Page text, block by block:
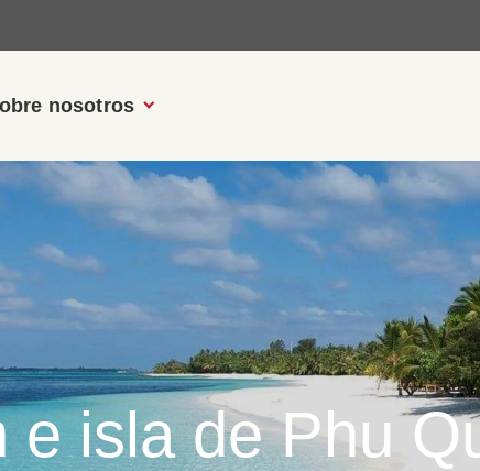
nosotros
e isla de Phu